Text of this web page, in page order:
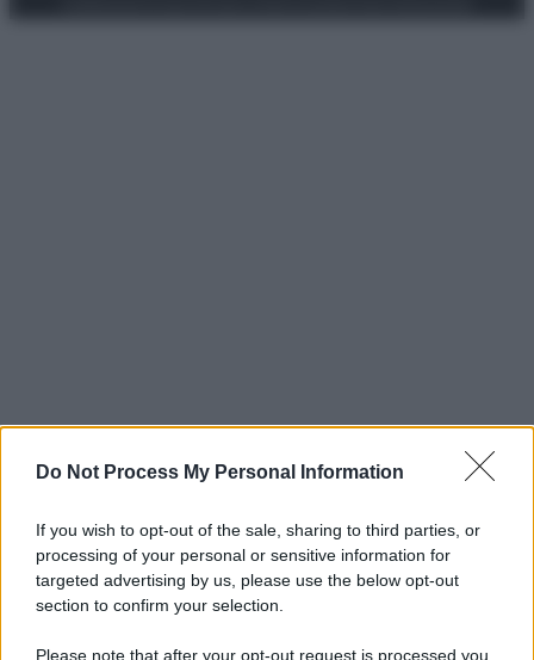
Do Not Process My Personal Information
If you wish to opt-out of the sale, sharing to third parties, or
processing of your personal or sensitive information for
targeted advertising by us, please use the below opt-out
section to confirm your selection.
Please note that after your opt-out request is processed you